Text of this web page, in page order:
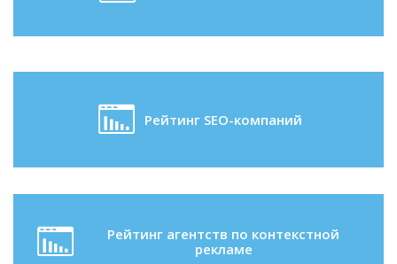
Рейтинг SEO-компаний
Рейтинг агентств по контекстной
рекламе